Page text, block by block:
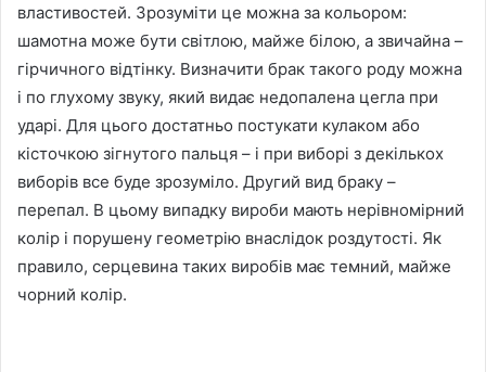
властивостей. Зрозуміти це можна за кольором:
шамотна може бути світлою, майже білою, а звичайна –
гірчичного відтінку. Визначити брак такого роду можна
і по глухому звуку, який видає недопалена цегла при
ударі. Для цього достатньо постукати кулаком або
кісточкою зігнутого пальця – і при виборі з декількох
виборів все буде зрозуміло. Другий вид браку –
перепал. В цьому випадку вироби мають нерівномірний
колір і порушену геометрію внаслідок роздутості. Як
правило, серцевина таких виробів має темний, майже
чорний колір.